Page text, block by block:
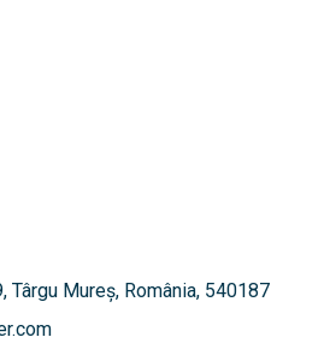
Mureș, România, 540187